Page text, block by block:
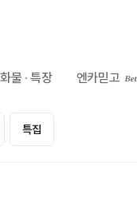
화물 · 특장 엔카믿고
특집